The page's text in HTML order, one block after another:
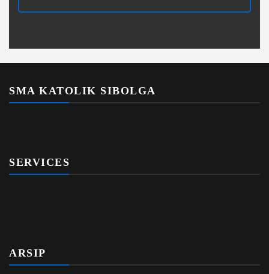
SMA KATOLIK SIBOLGA
SERVICES
ARSIP